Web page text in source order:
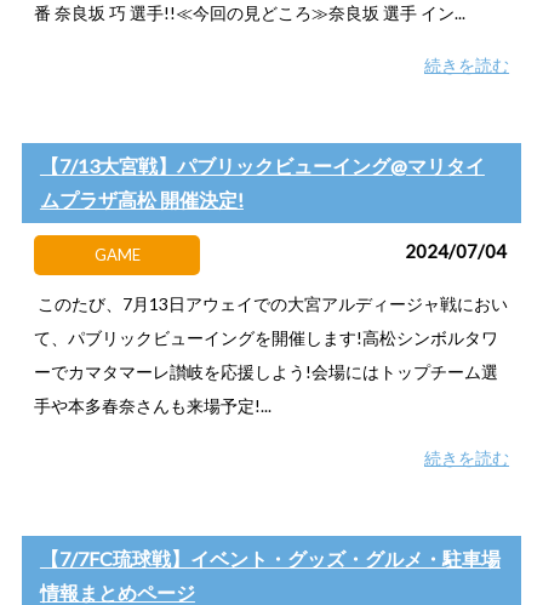
番 奈良坂 巧 選手!!≪今回の見どころ≫奈良坂 選手 イン...
続きを読む
【7/13大宮戦】パブリックビューイング@マリタイ
ムプラザ高松 開催決定!
GAME 2024/07/04
このたび、7月13日アウェイでの大宮アルディージャ戦におい
て、パブリックビューイングを開催します!高松シンボルタワ
ーでカマタマーレ讃岐を応援しよう!会場にはトップチーム選
手や本多春奈さんも来場予定!...
続きを読む
【7/7FC琉球戦】イベント・グッズ・グルメ・駐車場
情報まとめページ